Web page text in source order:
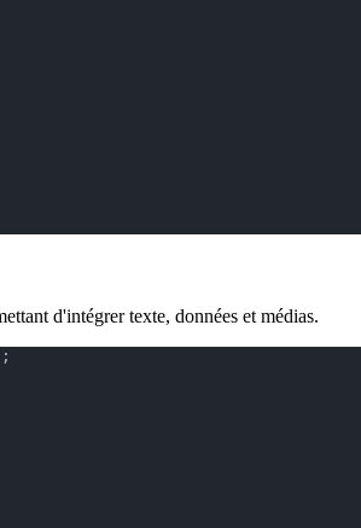
d'intégrer texte, données et médias.
;